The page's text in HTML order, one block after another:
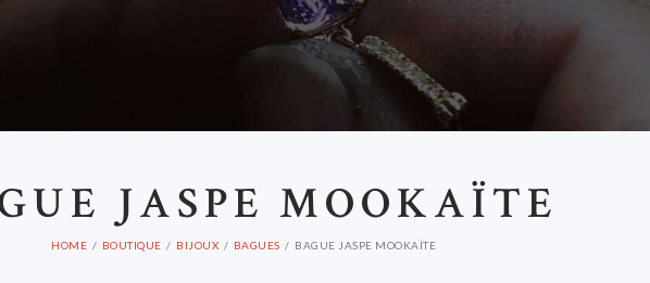
JASPE MOOKAÏTE
HOME BOUTIQUE BIJOUX BAGUES BAGUE JASPE MOOKAÏTE